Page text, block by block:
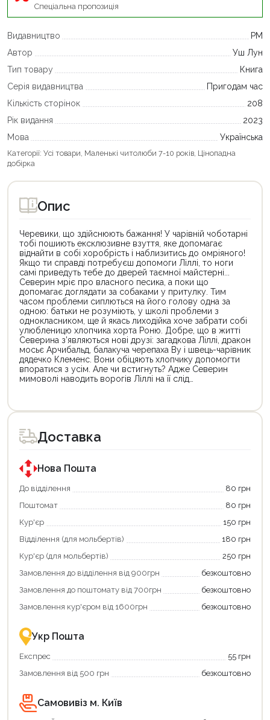
Спеціальна пропозиція
Видавництво
РМ
Автор
Уш Лун
Тип товару
Книга
Серія видавництва
Пригодам час
Кількість сторінок
208
Рік видання
2023
Мова
Українська
Категорії: Усі товари Маленькі читолюби 7-10 років Цінопадна
добірка
Опис
Черевики, що здійснюють бажання! У чарівній чоботарні
тобі пошиють ексклюзивне взуття, яке допомагає
віднайти в собі хоробрість і наблизитись до омріяного!
Якщо ти справді потребуєш допомоги Ліллі, то ноги
самі приведуть тебе до дверей таємної майстерні...
Северин мріє про власного песика, а поки що
допомагає доглядати за собаками у притулку. Тим
часом проблеми сиплються на його голову одна за
одною: батьки не розуміють, у школі проблеми з
однокласником, ще й якась лиходійка хоче забрати собі
улюбленицю хлопчика хорта Роню. Добре, що в житті
Северина з’являються нові друзі: загадкова Ліллі, дракон
мосьє Арчибальд, балакуча черепаха Ву і швець-чарівник
дядечко Клеменс. Вони обіцяють хлопчику допомогти
впоратися з усім. Але чи встигнуть? Адже Северин
мимоволі наводить ворогів Ліллі на її слід…
товар
для
покупки
державною
програмою
єКнига.
Використовуйте
карту
щоб
зекономити
та
отримати
переваги!
картою
єКнига
–
зручно
та
товар
для
покупки
державною
програмою
«Національний
кешбек».
покупку
«Національний
кешбек»
та
отримуйте
повернення
Економте
більше
разом
державною
підтримкою!
Доставка
Нова Пошта
До відділення
80 грн
Поштомат
80 грн
Кур'єр
150 грн
Відділення (для мольбертів)
180 грн
Кур'єр (для мольбертів)
250 грн
Замовлення до відділення від 900грн
безкоштовно
Замовлення до поштомату від 700грн
безкоштовно
Замовлення кур'єром від 1600грн
безкоштовно
Укр Пошта
Експрес
55 грн
Замовлення від 500 грн
безкоштовно
Самовивіз м. Київ